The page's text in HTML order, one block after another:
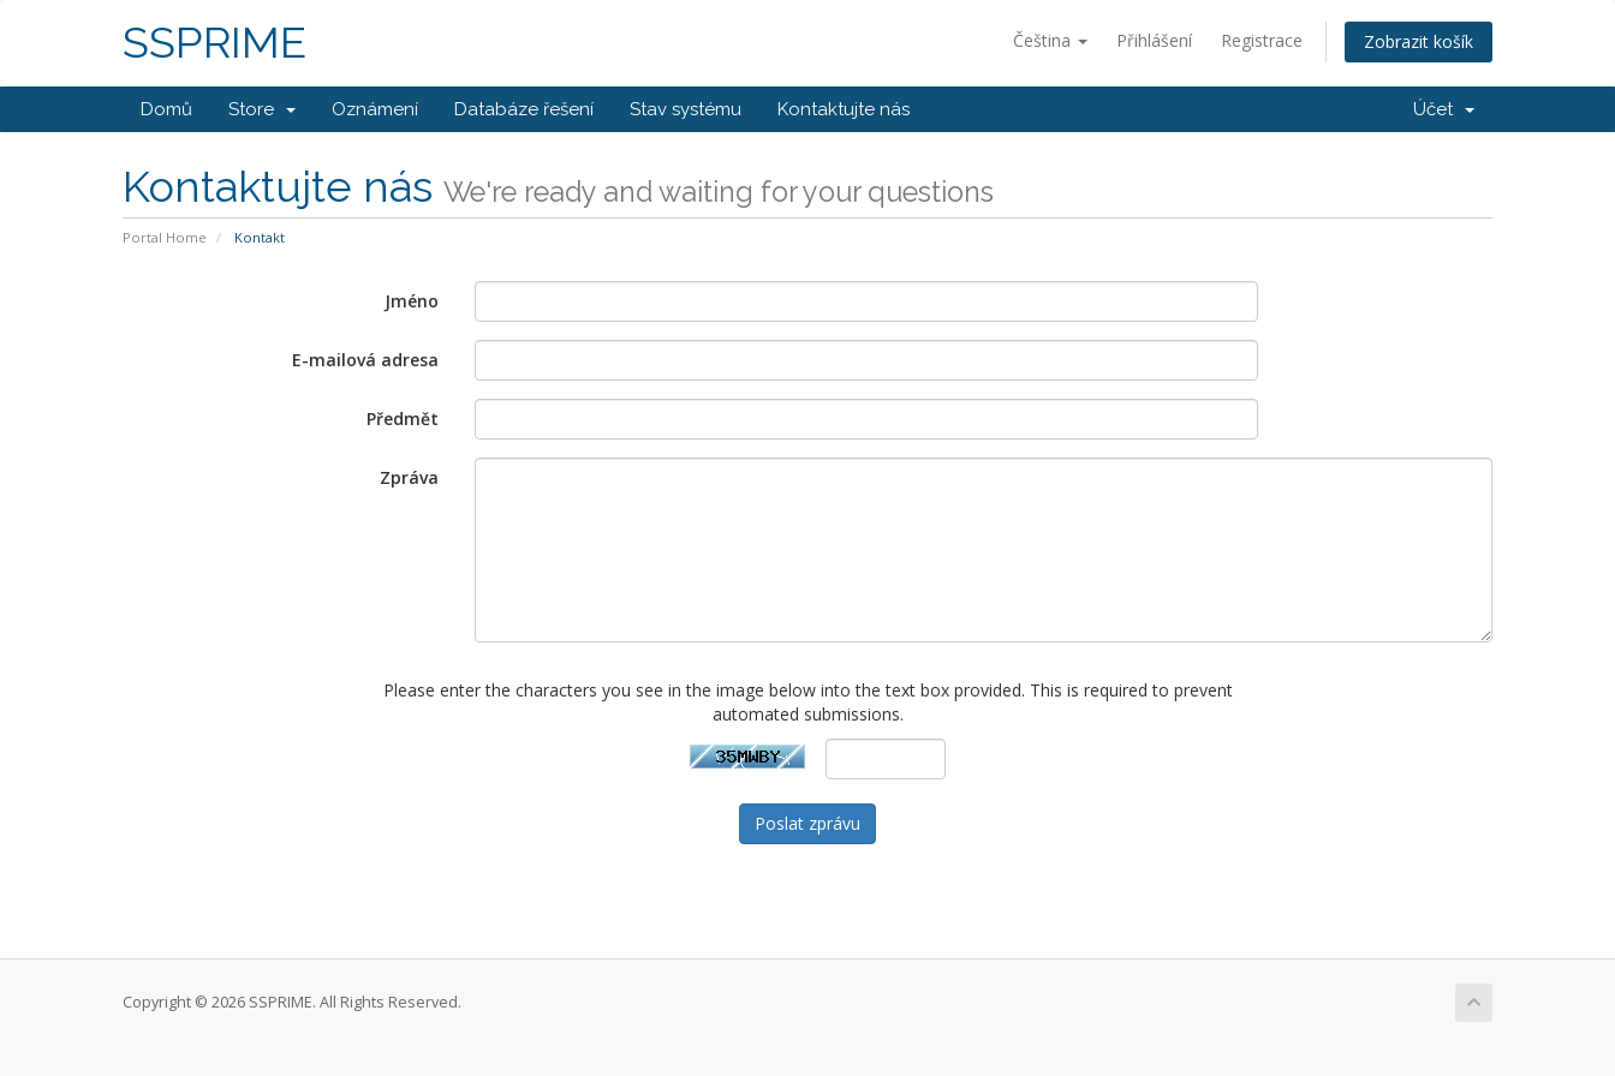
Čeština Přihlášení Registrace Zobrazit košík
SSPRIME
Domů Store Oznámení Databáze řešení Stav systému Kontaktujte nás Účet
Kontaktujte nás We're ready and waiting for your questions
Portal Home Kontakt
Jméno
E-mailová adresa
Předmět
Zpráva
Please enter the characters you see in the image below into the text box provided. This is required to prevent
automated submissions.
Poslat zprávu
Copyright © 2026 SSPRIME. All Rights Reserved.